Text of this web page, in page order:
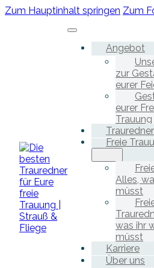
Zum Hauptinhalt springen Zum
Angebot
zur
eurer
eurer
Trauung
Trauredner
Freie
Alles,
müsst
was ihr
müsst
Karriere
Über uns